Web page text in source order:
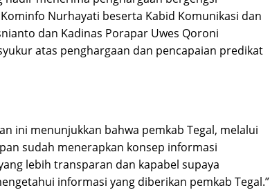
Nurhayati beserta Kabid Komunikasi dan
dan Kadinas Porapar Uwes Qoroni
atas penghargaan dan pencapaian predikat
ini menunjukkan bahwa pemkab Tegal, melalui
sudah menerapkan konsep informasi
lebih transparan dan kapabel supaya
informasi yang diberikan pemkab Tegal.”